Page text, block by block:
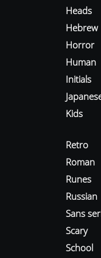
Heads
Hebrew
Horror
Human
Initials
Kids
Retro
Roman
Runes
Russian
Sans
Scary
School